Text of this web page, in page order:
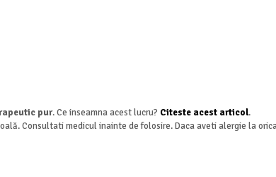
pur. Ce inseamna acest lucru? Citeste acest articol.
Consultati medicul inainte de folosire. Daca aveti alergie la